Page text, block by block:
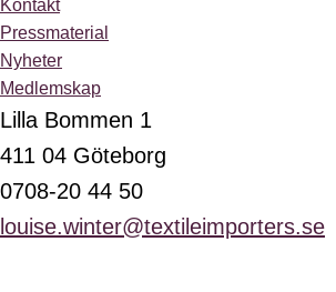
Kontakt
Pressmaterial
Nyheter
Medlemskap
Lilla Bommen 1
411 04 Göteborg
0708-20 44 50
louise.winter@textileimporters.se